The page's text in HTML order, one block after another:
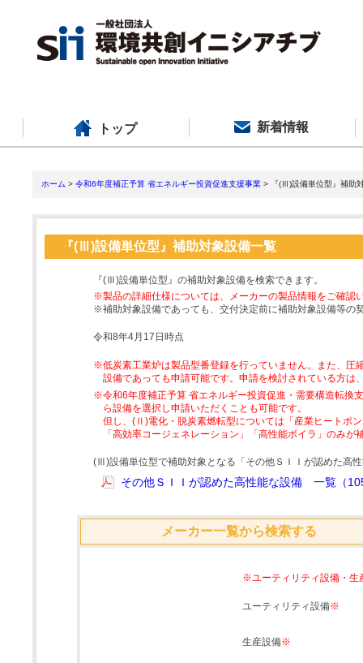
トップ 新着情報
ホーム > 令和6年度補正予算 省エネルギー投資促進支援事業 > 『(Ⅲ)設備単位型』補助
『(Ⅲ)設備単位型』補助対象設備一覧
『(Ⅲ)設備単位型』の補助対象設備を検索できます。
※製品の詳細仕様については、メーカーの製品情報をご確認
※補助対象設備であっても、交付決定前に補助対象設備等の
令和8年4月17日時点
※低炭素工業炉は製品型番登録を行っていません。また、圧
設備であっても申請可能です。申請を検討されている方は
※令和6年度補正予算 省エネルギー投資促進・需要構造転
ら設備を選択し申請いただくことも可能です。
但し、(Ⅱ)電化・脱炭素燃転型については「産業ヒートポ
「高効率コージェネレーション」「高性能ボイラ」のみが
(Ⅲ)設備単位型で補助対象となる「その他ＳＩＩが認めた高
その他ＳＩＩが認めた高性能な設備 一覧（
メーカー一覧から検索する
※ユーティリティ設備・生
ユーティリティ設備※
生産設備※